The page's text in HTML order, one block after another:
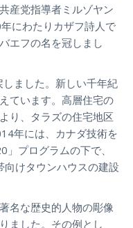
産党指導者ミルゾヤン
にわたりカザフ詩人で
エフの名を冠しまし
ました。新しい千年紀
ています。高層住宅の
り、タラズの住宅地区
年には、カナダ技術を
プログラムの下で、
けタウンハウスの建設
名な歴史的人物の彫像
ました。その例とし